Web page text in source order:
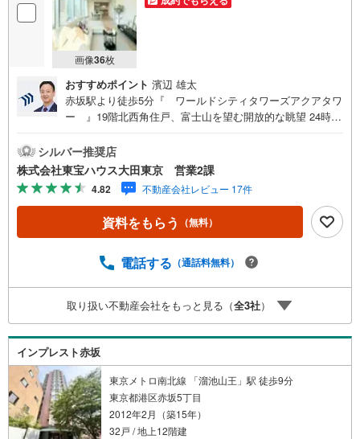
画像36枚
おすすめポイント 濱辺 雄太
赤坂駅より徒歩5分『 ワールドシティタワーズアクアタワ
ー 』19階北西角住戸、富士山を望む開放的な眺望 24時間
ュが日々の暮らしを細やかにサポート スカイテラスやゲス
トルームなど充実の共用施設 季節の移ろいを感じるワイン
セラーや洗車場も地下に設置 住まいの性能を向上！リノベ
ーションされたお部屋 ペットに癒される生活 ペット飼育可
能物件～東京、川崎エリアの「住まい」探しに確かな安心
と満足を～ 東宝ハウス大田東京ならではの高品質なサービ
ーンのご相談 FPによるライフプランのシミュレーションお
る】ボタンよりご予約いただくとご見学がスムーズにご案
内できます。お客様のお住まいへの「希望」を形にするべ
く全力でお手伝いさせていただきます。お会いできる日を
心待ちにしております。
シルバー推奨店
株式会社東宝ハウス大田東京 営業2課
4.82 不動産会社レビュー 17件
資料をもらう （無料）
電話する （通話料無料）
取り扱い不動産会社をもっと見る（全3社）
インプレスト赤坂
東京メトロ南北線 「溜池山王」駅 徒歩9分
東京都港区赤坂5丁目
2012年2月（築15年）
32戸 / 地上12階建